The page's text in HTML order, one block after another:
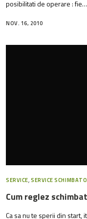
posibilitati de operare : fie…
NOV. 16, 2010
SERVICE,SERVICE
Cum reglez
Ca sa nu te sperii din start,